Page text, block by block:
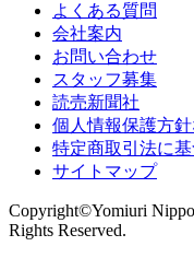
よくある質問
会社案内
お問い合わせ
スタッフ募集
読売新聞社
個人情報保護方
特定商取引法に
サイトマップ
Copyright©Yomiuri
Rights Reserved.